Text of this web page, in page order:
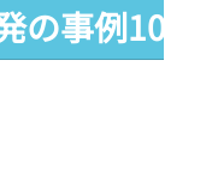
事例10選